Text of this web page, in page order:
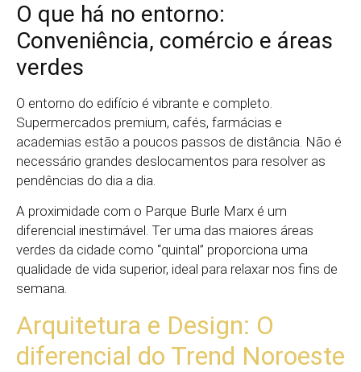
O que há no entorno:
Conveniência, comércio e áreas
verdes
O entorno do edifício é vibrante e completo.
Supermercados premium, cafés, farmácias e
academias estão a poucos passos de distância. Não é
necessário grandes deslocamentos para resolver as
pendências do dia a dia.
A proximidade com o Parque Burle Marx é um
diferencial inestimável. Ter uma das maiores áreas
verdes da cidade como “quintal” proporciona uma
qualidade de vida superior, ideal para relaxar nos fins de
semana.
Arquitetura e Design: O
diferencial do Trend Noroeste